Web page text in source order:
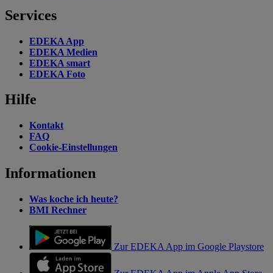
Services
EDEKA App
EDEKA Medien
EDEKA smart
EDEKA Foto
Hilfe
Kontakt
FAQ
Cookie-Einstellungen
Informationen
Was koche ich heute?
BMI Rechner
Zur EDEKA App im Google Playstore